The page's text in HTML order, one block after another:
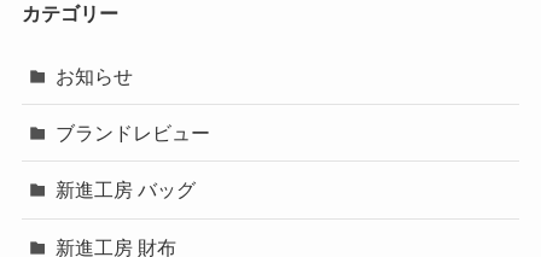
カテゴリー
お知らせ
ブランドレビュー
新進工房 バッグ
新進工房 財布